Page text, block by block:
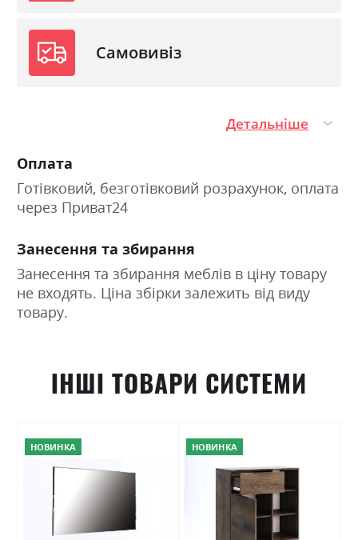
Самовивіз
Детальніше
Оплата
Готівковий, безготівковий розрахунок, оплата
через Приват24
Занесення та збирання
Занесення та збирання меблів в ціну товару
не входять. Ціна збірки залежить від виду
товару.
ІНШІ ТОВАРИ СИСТЕМИ
НОВИНКА НОВИНКА